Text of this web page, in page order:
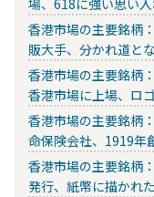
場、618に強い思い
香港市場の主要銘柄
販大手、分かれ道と
香港市場の主要銘柄
香港市場に上場、ロ
香港市場の主要銘柄
命保険会社、1919年
香港市場の主要銘柄
発行、紙幣に描かれ